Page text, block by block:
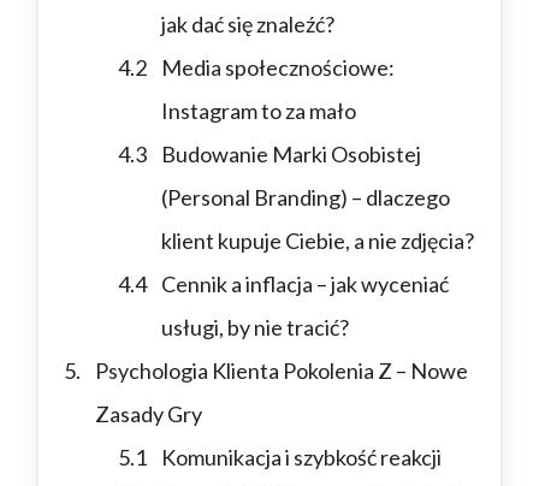
jak dać się znaleźć?
Media społecznościowe:
Instagram to za mało
Budowanie Marki Osobistej
(Personal Branding) – dlaczego
klient kupuje Ciebie, a nie zdjęcia?
Cennik a inflacja – jak wyceniać
usługi, by nie tracić?
Psychologia Klienta Pokolenia Z – Nowe
Zasady Gry
Komunikacja i szybkość reakcji